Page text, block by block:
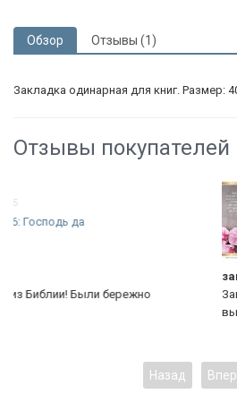
Обзор Отзывы (1)
Закладка одинарная для книг. Размер:
Отзывы покупателей
Белозерова
6 апреля 2022
Закладка одинарная
Заказала много разных
Назад